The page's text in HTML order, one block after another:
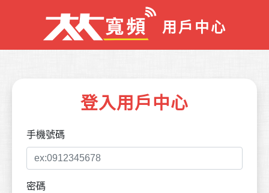
用戶中心
登入用戶中心
手機號碼
密碼